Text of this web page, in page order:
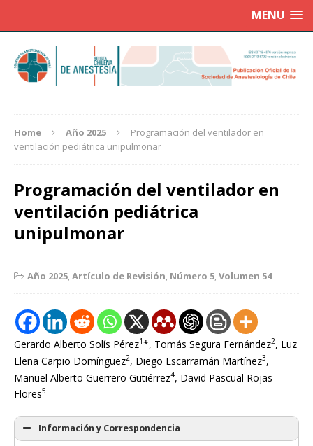
MENU
Home Año 2025
Programación del ventilador en
ventilación pediátrica unipulmonar
Programación del ventilador en
ventilación pediátrica
unipulmonar
Año 2025,Artículo de Revisión, Número 5,Volumen 54
Gerardo Alberto Solís Pérez1*, Tomás Segura Fernández2, Luz
Elena Carpio Domínguez2, Diego Escarramán Martínez3,
Manuel Alberto Guerrero Gutiérrez4, David Pascual Rojas
Flores5
Información y Correspondencia